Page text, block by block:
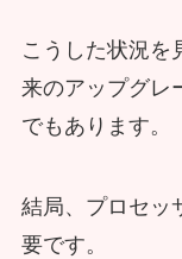
こうした状況を
来のアップグレ
でもあります。
結局、プロセッ
要です。